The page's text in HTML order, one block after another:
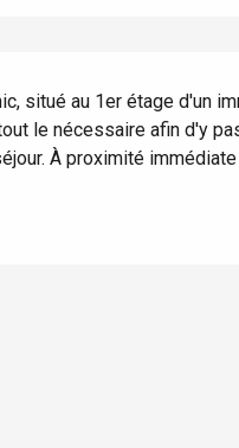
situé au 1er étage d'un
le nécessaire afin d'y
À proximité immédiate